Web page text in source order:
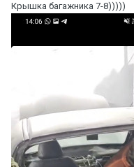
Крышка багажника 7-8)))))